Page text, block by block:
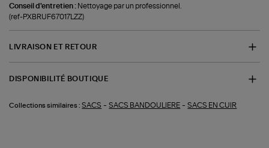
Conseil d'entretien : Nettoyage par un professionnel.
(ref-PXBRUF67017LZZ)
LIVRAISON ET RETOUR
DISPONIBILITÉ BOUTIQUE
Collections similaires : SACS -SACS BANDOULIERE -SACS EN CUIR